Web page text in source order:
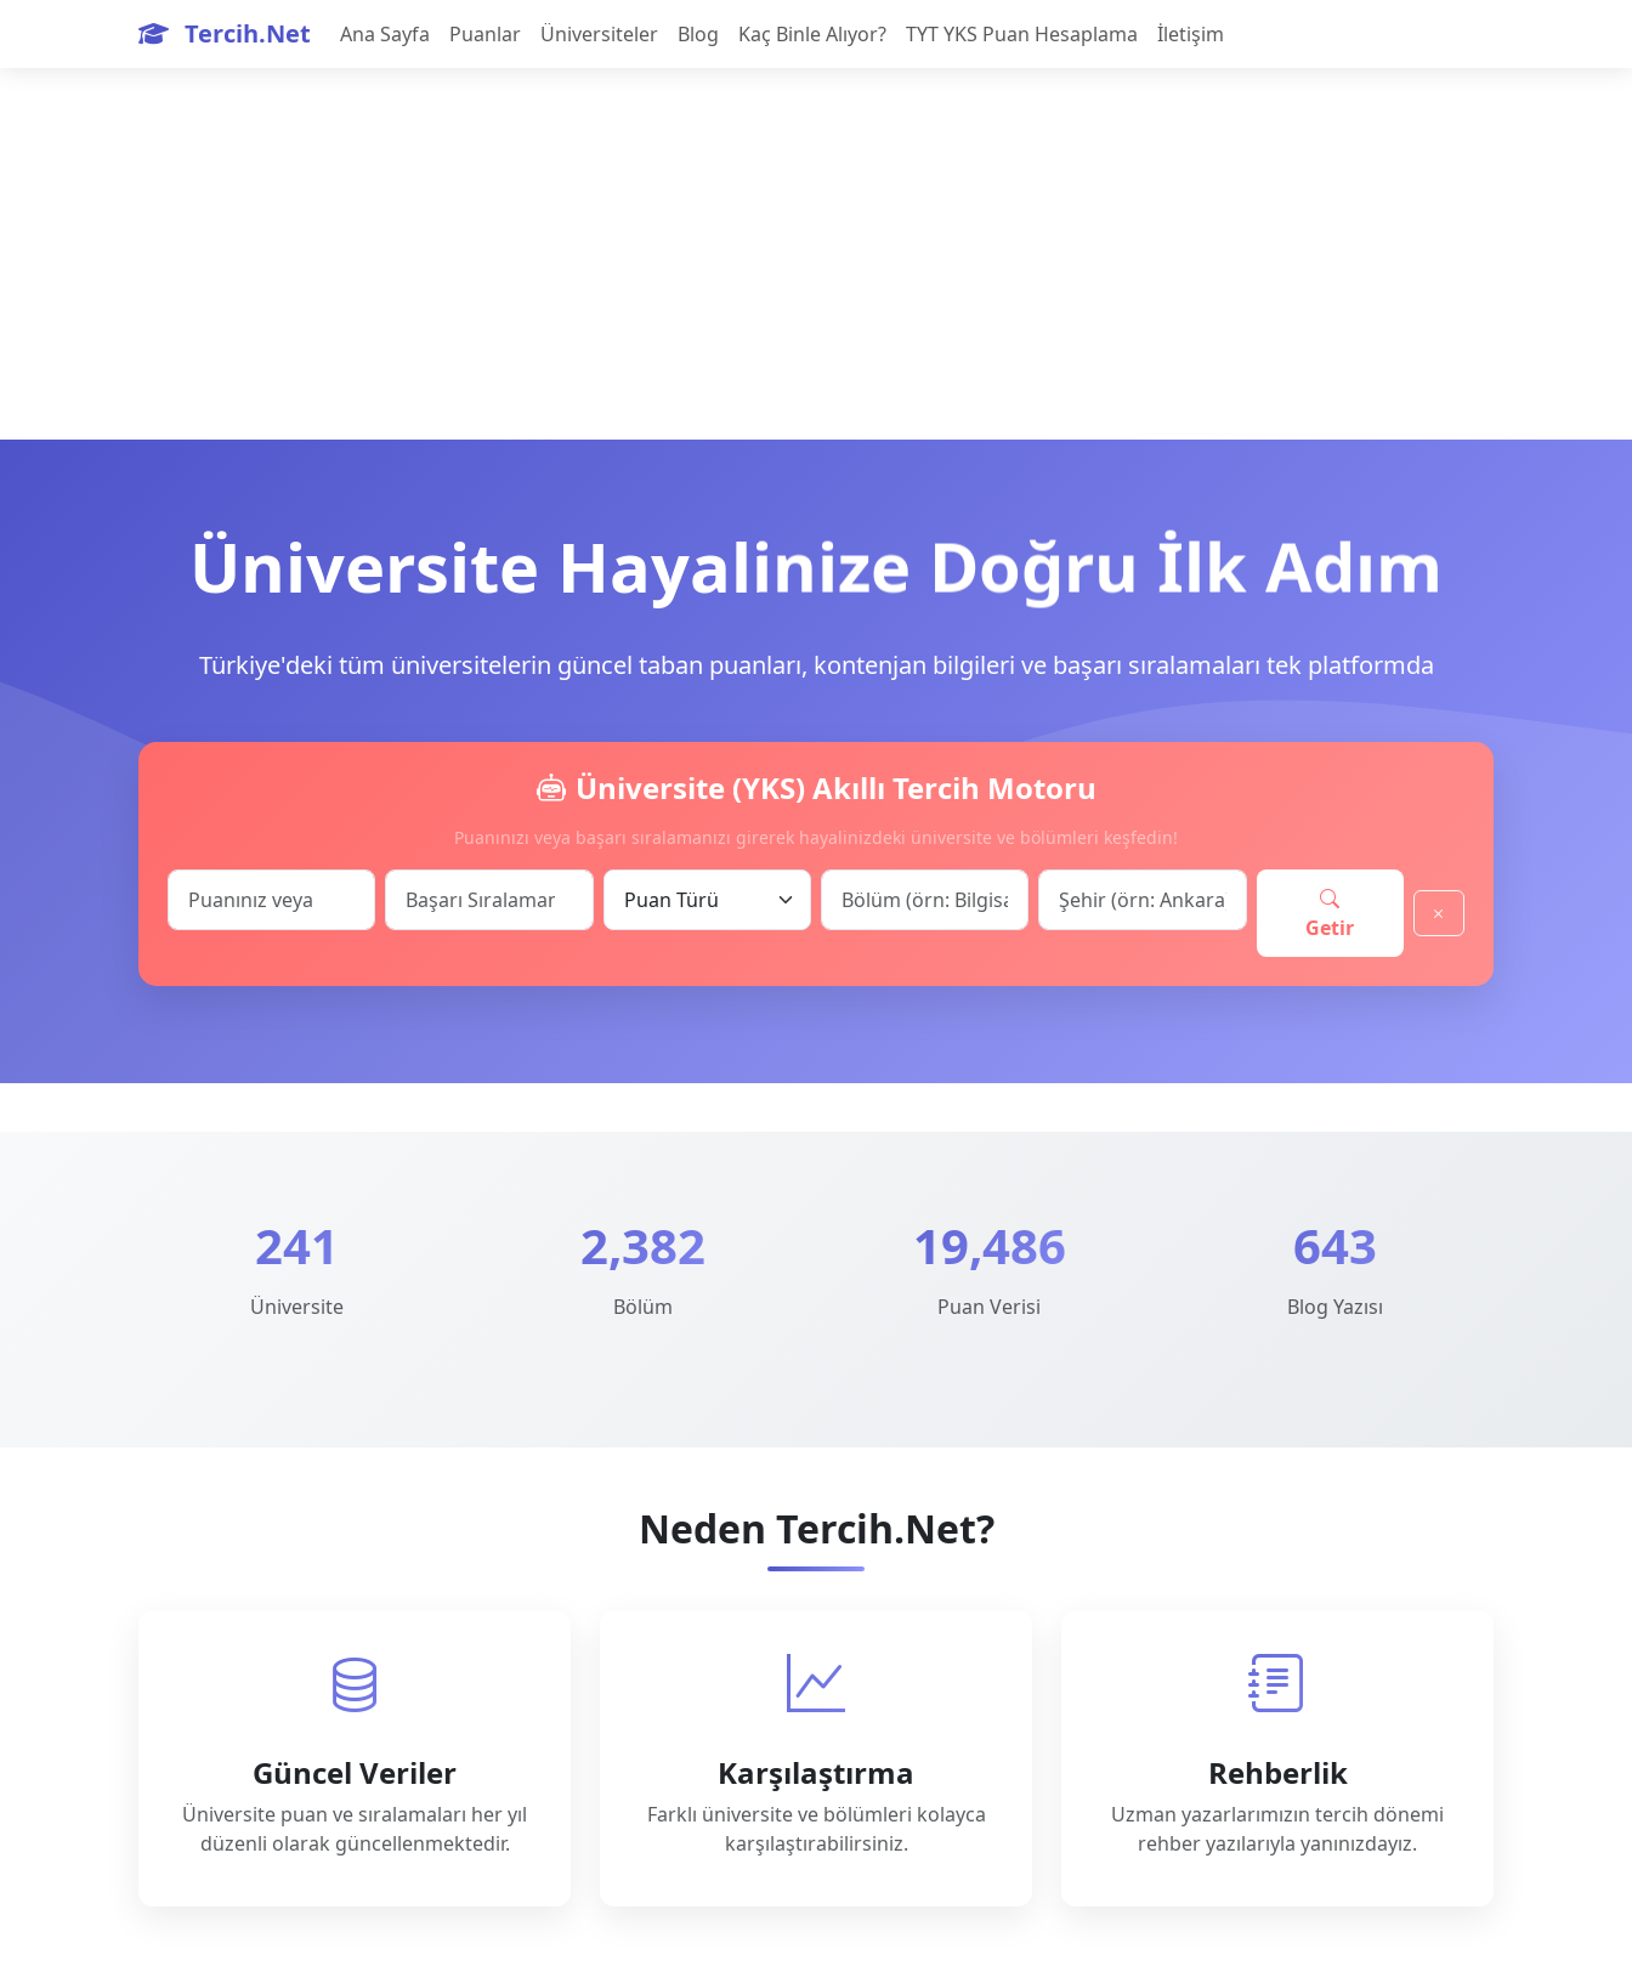
Tercih.Net Ana Sayfa Puanlar Üniversiteler Blog Kaç Binle Alıyor? TYT YKS Puan Hesaplama İletişim
Üniversite Hayalinize Doğru İlk Adım
Türkiye'deki tüm üniversitelerin güncel taban puanları, kontenjan bilgileri ve başarı sıralamaları tek platformda
Üniversite (YKS) Akıllı Tercih Motoru
Puanınızı veya başarı sıralamanızı girerek hayalinizdeki üniversite ve bölümleri keşfedin!
Getir
241
Üniversite
2,382
Bölüm
19,486
Puan Verisi
643
Blog Yazısı
Neden Tercih.Net?
Güncel Veriler
Üniversite puan ve sıralamaları her yıl
düzenli olarak güncellenmektedir.
Karşılaştırma
Farklı üniversite ve bölümleri kolayca
karşılaştırabilirsiniz.
Rehberlik
Uzman yazarlarımızın tercih dönemi
rehber yazılarıyla yanınızdayız.